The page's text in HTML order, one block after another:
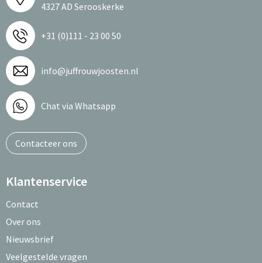
4327 AD Serooskerke
+31 (0)111 - 23 00 50
info@juffrouwjoosten.nl
Chat via Whatsapp
Contacteer ons
Klantenservice
Contact
Over ons
Nieuwsbrief
Veelgestelde vragen